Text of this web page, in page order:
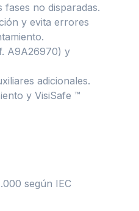
no disparadas.
y evita errores
A9A26970) y
adicionales.
y VisiSafe ™
según IEC